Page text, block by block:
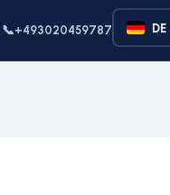
📞+493020459787 DE